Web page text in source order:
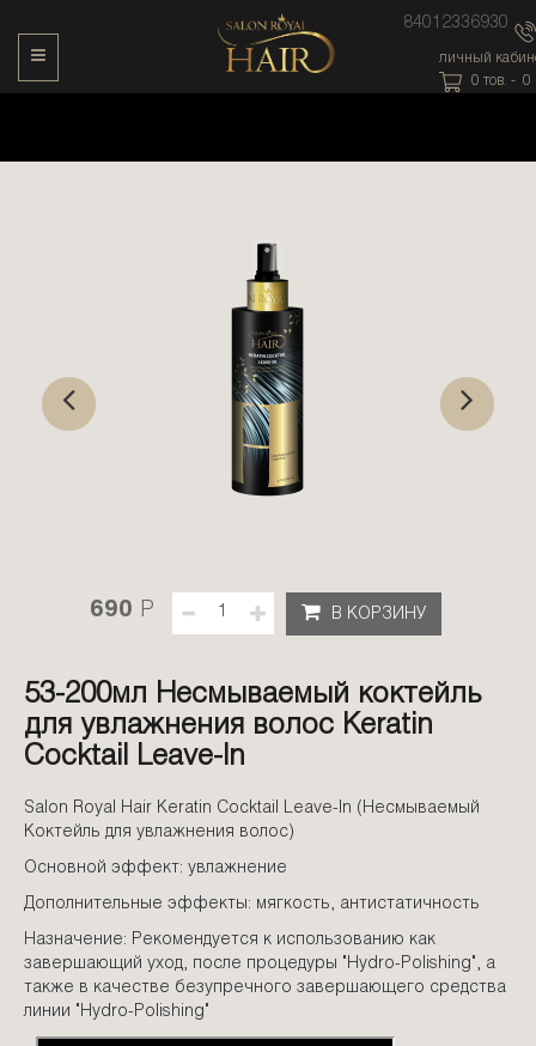
84012336930
личный
0 тов. - 0
Toggle Navigation
690 P В КОРЗИНУ
53-200мл Несмываемый коктейль
для увлажнения волос Keratin
Cocktail Leave-In
Salon Royal Hair Keratin Cocktail Leave-In (Несмываемый
Коктейль для увлажнения волос)
Основной эффект: увлажнение
Дополнительные эффекты: мягкость, антистатичность
Назначение: Рекомендуется к использованию как
завершающий уход, после процедуры "Hydro-Polishing", а
также в качестве безупречного завершающего средства
линии "Hydro-Polishing"